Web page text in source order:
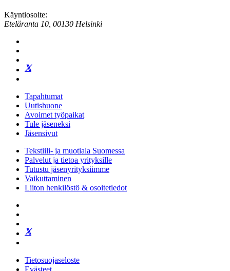
Käyntiosoite:
Eteläranta 10, 00130 Helsinki
Tapahtumat
Uutishuone
Avoimet työpaikat
Tule jäseneksi
Jäsensivut
Tekstiili- ja muotiala Suomessa
Palvelut ja tietoa yrityksille
Tutustu jäsenyrityksiimme
Vaikuttaminen
Liiton henkilöstö & osoitetiedot
Tietosuojaseloste